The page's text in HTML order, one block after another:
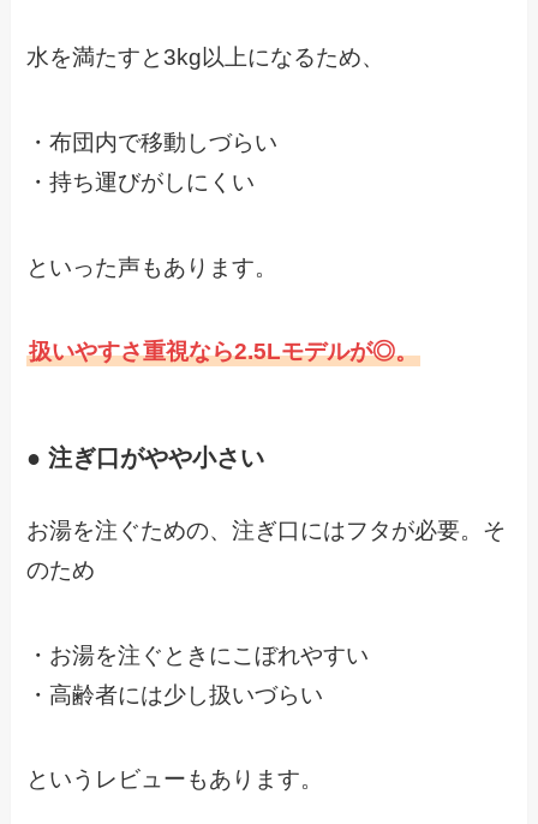
水を満たすと3kg以上になるため、
・布団内で移動しづらい
・持ち運びがしにくい
といった声もあります。
扱いやすさ重視なら2.5Lモデルが◎。
● 注ぎ口がやや小さい
お湯を注ぐための、注ぎ口にはフタが必要。そ
のため
・お湯を注ぐときにこぼれやすい
・高齢者には少し扱いづらい
というレビューもあります。